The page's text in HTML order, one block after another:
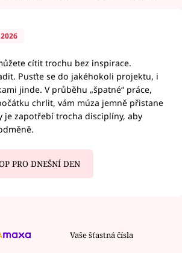
cítit trochu bez inspirace.
Pusťte se do jakéhokoli projektu, i
jinde. V průběhu „špatné“ práce,
chrlit, vám múza jemně přistane
je zapotřebí trocha disciplíny, aby
PRO DNEŠNÍ DEN
Vaše šťastná čísla